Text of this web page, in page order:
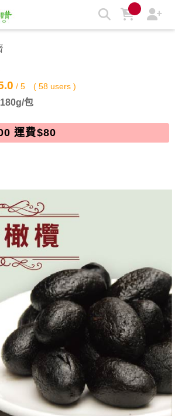
包 | 福報購蔬食購物商城
/ 5 ( 58 users )
包
運費$80